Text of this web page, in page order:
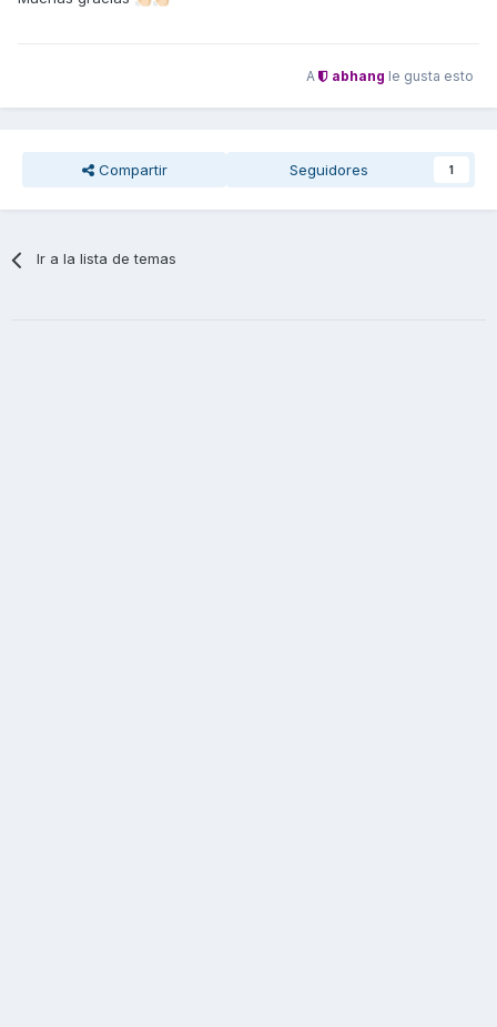
A abhang le gusta esto
Compartir Seguidores 1
Ir a la lista de temas